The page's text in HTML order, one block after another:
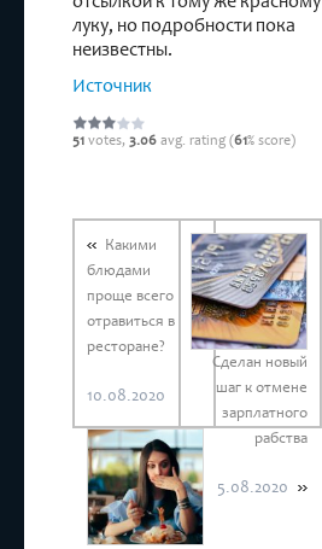
луку, но подробности пока
неизвестны.
Источник
51 votes, 3.06 avg. rating (61% score)
Сделан новый
шаг к отмене
зарплатного
рабства
5.08.2020
Какими
блюдами
проще всего
отравиться в
ресторане?
10.08.2020